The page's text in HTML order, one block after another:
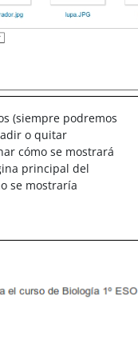
(siempre podremos
o quitar
cómo se mostrará
principal del
se mostraría